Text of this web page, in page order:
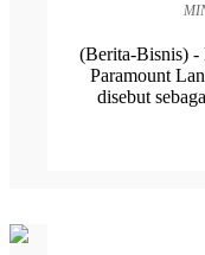
(Berita-Bisnis) -
Paramount
disebut